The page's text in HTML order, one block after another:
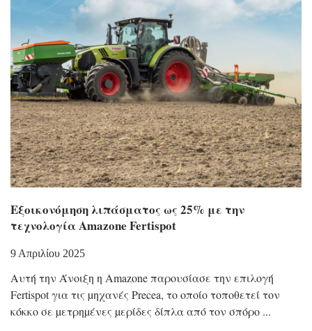
Εξοικονόμηση λιπάσματος ως 25% με την
τεχνολογία Amazone Fertispot
9 Απριλίου 2025
Αυτή την Άνοιξη η Amazone παρουσίασε την επιλογή
Fertispot για τις µηχανές Precea, το οποίο τοποθετεί τον
κόκκο σε µετρηµένες µερίδες δίπλα από τον σπόρο